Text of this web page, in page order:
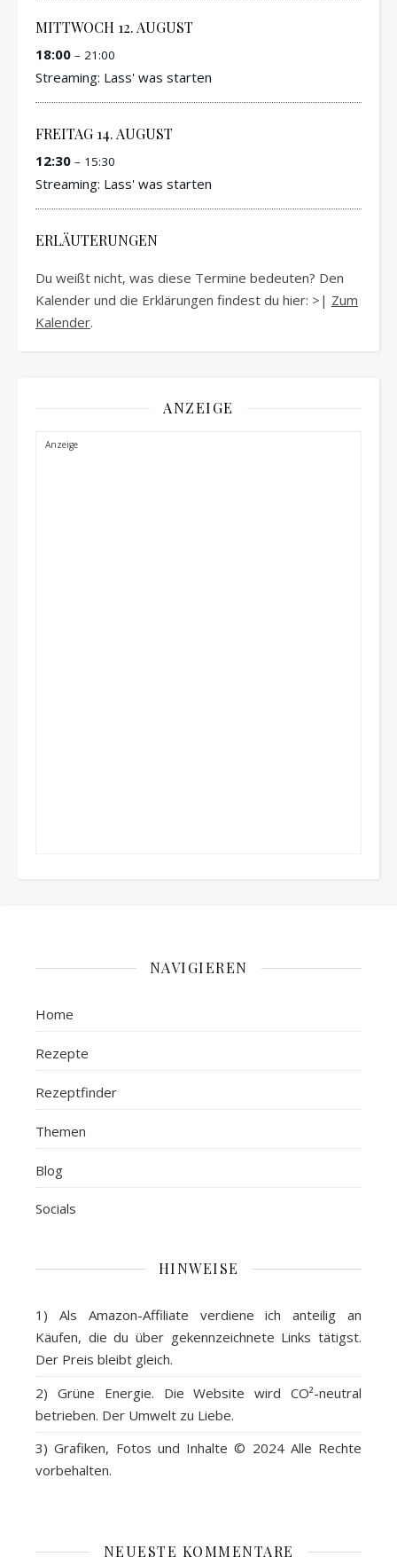
MITTWOCH 12.AUGUST
18:00 – 21:00
Streaming: Lass' was starten
FREITAG 14.AUGUST
12:30 – 15:30
Streaming: Lass' was starten
ERLÄUTERUNGEN
Du weißt nicht, was diese Termine bedeuten? Den
Kalender und die Erklärungen findest du hier: >| Zum
Kalender.
ANZEIGE
NAVIGIEREN
Home
Rezepte
Rezeptfinder
Themen
Blog
Socials
HINWEISE
1) Als Amazon-Affiliate verdiene ich anteilig an
Käufen, die du über gekennzeichnete Links tätigst.
Der Preis bleibt gleich.
2) Grüne Energie. Die Website wird CO²-neutral
betrieben. Der Umwelt zu Liebe.
3)Grafiken, Fotos und Inhalte © 2024 Alle Rechte
vorbehalten.
NEUESTE KOMMENTARE